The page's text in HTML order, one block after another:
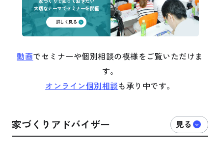
大切なテーマでセミナーを開催
詳しく見る
動画でセミナーや個別相談の模様をご覧いただけま
す。
オンライン個別相談も承り中です。
家づくりアドバイザー